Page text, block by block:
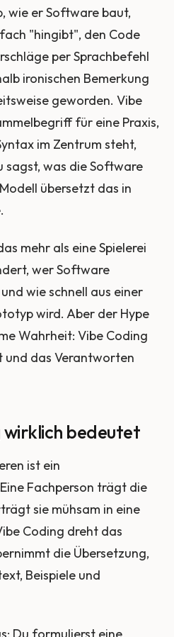
wie er Software baut,
"hingibt", den Code
per Sprachbefehl
ironischen Bemerkung
geworden. Vibe
für eine Praxis,
im Zentrum steht,
sagst, was die Software
übersetzt das in
mehr als eine Spielerei
wer Software
wie schnell aus einer
wird. Aber der Hype
Wahrheit: Vibe Coding
und das Verantworten
wirklich bedeutet
ist ein
Fachperson trägt die
sie mühsam in eine
Coding dreht das
die Übersetzung,
Beispiele und